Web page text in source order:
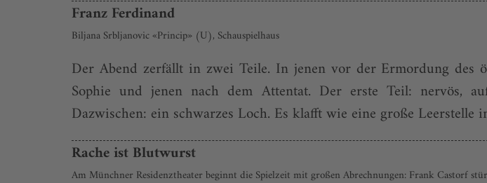
Franz Ferdinand
Biljana Srbljanovic «Princip» (U), Schauspielhaus
Der Abend zerfällt in zwei Teile. In jenen vor der Ermordung des
Sophie und jenen nach dem Attentat. Der erste Teil: nervös,
Dazwischen: ein schwarzes Loch. Es klafft wie eine große Leerstelle
Rache ist Blutwurst
Am Münchner Residenztheater beginnt die Spielzeit mit großen Abrechnungen: Frank Castorf